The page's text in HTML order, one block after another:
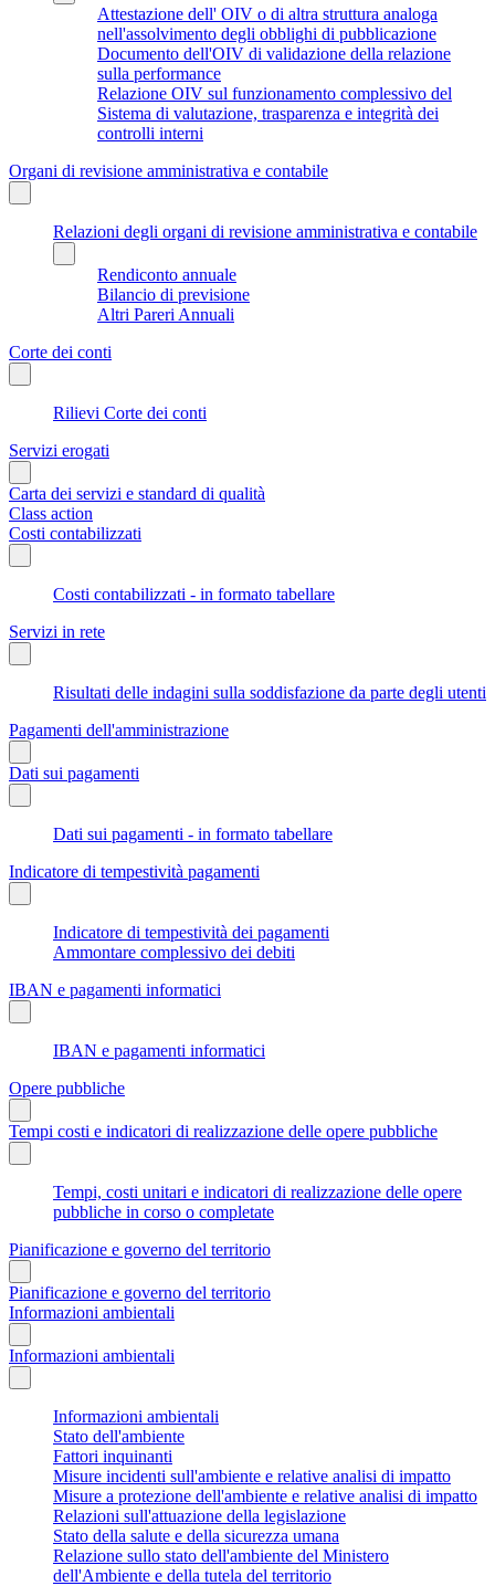
Attestazione dell' OIV o di altra struttura analoga
nell'assolvimento degli obblighi di pubblicazione
Documento dell'OIV di validazione della relazione
sulla performance
Relazione OIV sul funzionamento complessivo del
Sistema di valutazione, trasparenza e integrità dei
controlli interni
Organi di revisione amministrativa e contabile
Relazioni degli organi di revisione amministrativa e contabile
Rendiconto annuale
Bilancio di previsione
Altri Pareri Annuali
Corte dei conti
Rilievi Corte dei conti
Servizi erogati
Carta dei servizi e standard di qualità
Class action
Costi contabilizzati
Costi contabilizzati - in formato tabellare
Servizi in rete
Risultati delle indagini sulla soddisfazione da parte degli utenti
Pagamenti dell'amministrazione
Dati sui pagamenti
Dati sui pagamenti - in formato tabellare
Indicatore di tempestività pagamenti
Indicatore di tempestività dei pagamenti
Ammontare complessivo dei debiti
IBAN e pagamenti informatici
IBAN e pagamenti informatici
Opere pubbliche
Tempi costi e indicatori di realizzazione delle opere pubbliche
Tempi, costi unitari e indicatori di realizzazione delle opere
pubbliche in corso o completate
Pianificazione e governo del territorio
Pianificazione e governo del territorio
Informazioni ambientali
Informazioni ambientali
Informazioni ambientali
Stato dell'ambiente
Fattori inquinanti
Misure incidenti sull'ambiente e relative analisi di impatto
Misure a protezione dell'ambiente e relative analisi di impatto
Relazioni sull'attuazione della legislazione
Stato della salute e della sicurezza umana
Relazione sullo stato dell'ambiente del Ministero
dell'Ambiente e della tutela del territorio